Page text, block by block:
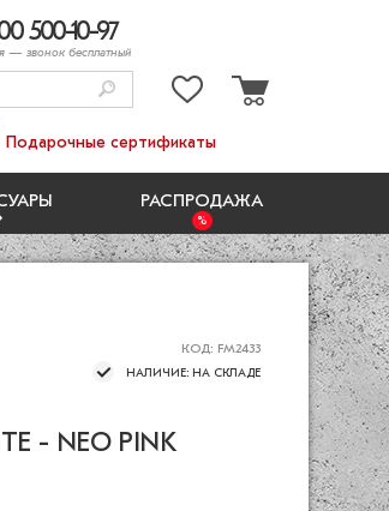
500-10-97
— звонок бесплатный
РАСПРОДАЖА
Подарочные сертификаты
КОД: FM2433
НАЛИЧИЕ: НА СКЛАДЕ
- NEO PINK